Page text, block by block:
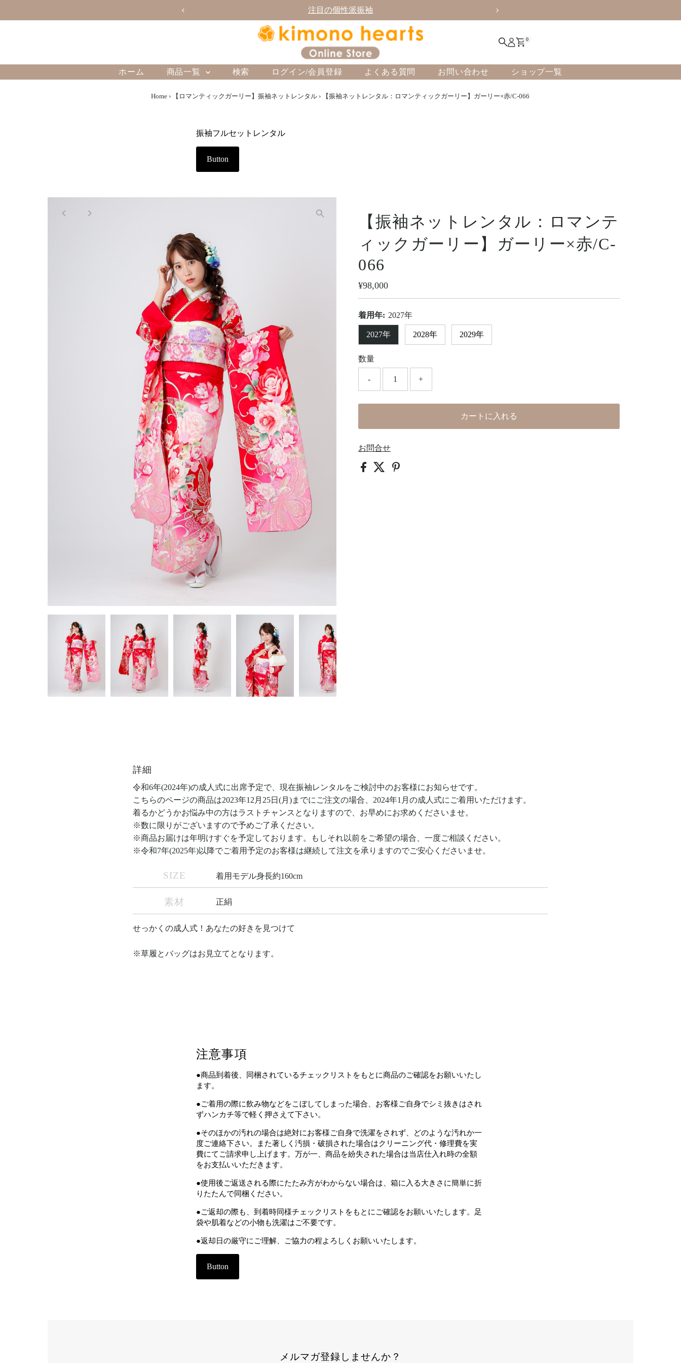
注目の個性派振袖
0
ホーム 商品一覧 検索 ログイン/会員登録 よくある質問 お問い合わせ ショップ一覧
Home › 【ロマンティックガーリー】振袖ネットレンタル › 【振袖ネットレンタル：ロマンティックガーリー】ガーリー×赤/C-066
振袖フルセットレンタル
Button
【振袖ネットレンタル：ロマンテ
ィックガーリー】ガーリー×赤/C-
066
定
価
¥98,000
着用年: 2027年
2027年 2028年 2029年
数量
- +
カートに入れる
お問合せ
詳細
令和6年(2024年)の成人式に出席予定で、現在振袖レンタルをご検討中のお客様にお知らせです。
こちらのページの商品は2023年12月25日(月)までにご注文の場合、2024年1月の成人式にご着用いただけます。
着るかどうかお悩み中の方はラストチャンスとなりますので、お早めにお求めくださいませ。
※数に限りがございますので予めご了承ください。
※商品お届けは年明けすぐを予定しております。もしそれ以前をご希望の場合、一度ご相談ください。
※令和7年(2025年)以降でご着用予定のお客様は継続して注文を承りますのでご安心くださいませ。
SIZE 着用モデル身長約160cm
素材 正絹
せっかくの成人式！あなたの好きを見つけて
※草履とバッグはお見立てとなります。
注意事項
●商品到着後、同梱されているチェックリストをもとに商品のご確認をお願いいたし
ます。
●ご着用の際に飲み物などをこぼしてしまった場合、お客様ご自身でシミ抜きはされ
ずハンカチ等で軽く押さえて下さい。
●そのほかの汚れの場合は絶対にお客様ご自身で洗濯をされず、どのような汚れか一
度ご連絡下さい。また著しく汚損・破損された場合はクリーニング代・修理費を実
費にてご請求申し上げます。万が一、商品を紛失された場合は当店仕入れ時の全額
をお支払いいただきます。
●使用後ご返送される際にたたみ方がわからない場合は、箱に入る大きさに簡単に折
りたたんで同梱ください。
●ご返却の際も、到着時同様チェックリストをもとにご確認をお願いいたします。足
袋や肌着などの小物も洗濯はご不要です。
●返却日の厳守にご理解、ご協力の程よろしくお願いいたします。
Button
メルマガ登録しませんか？